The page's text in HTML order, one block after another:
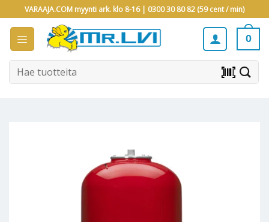
to
content
VARAAJA.COM myynti ark. klo 8-16 | 0300 30 80 82 (59 cent / min)
0
Etsi: barcode_scanner